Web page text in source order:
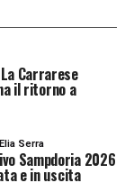
Iniziativa di
la
poi
Carrarese
il ritorno a
Elia Serra
Sampdoria 2026
e in uscita